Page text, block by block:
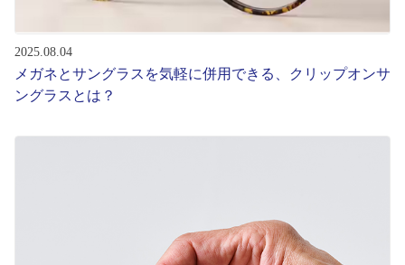
お知らせ
目のまめちしき
2025.08.04
メガネとサングラスを気軽に併用できる、クリップオンサ
ングラスとは？